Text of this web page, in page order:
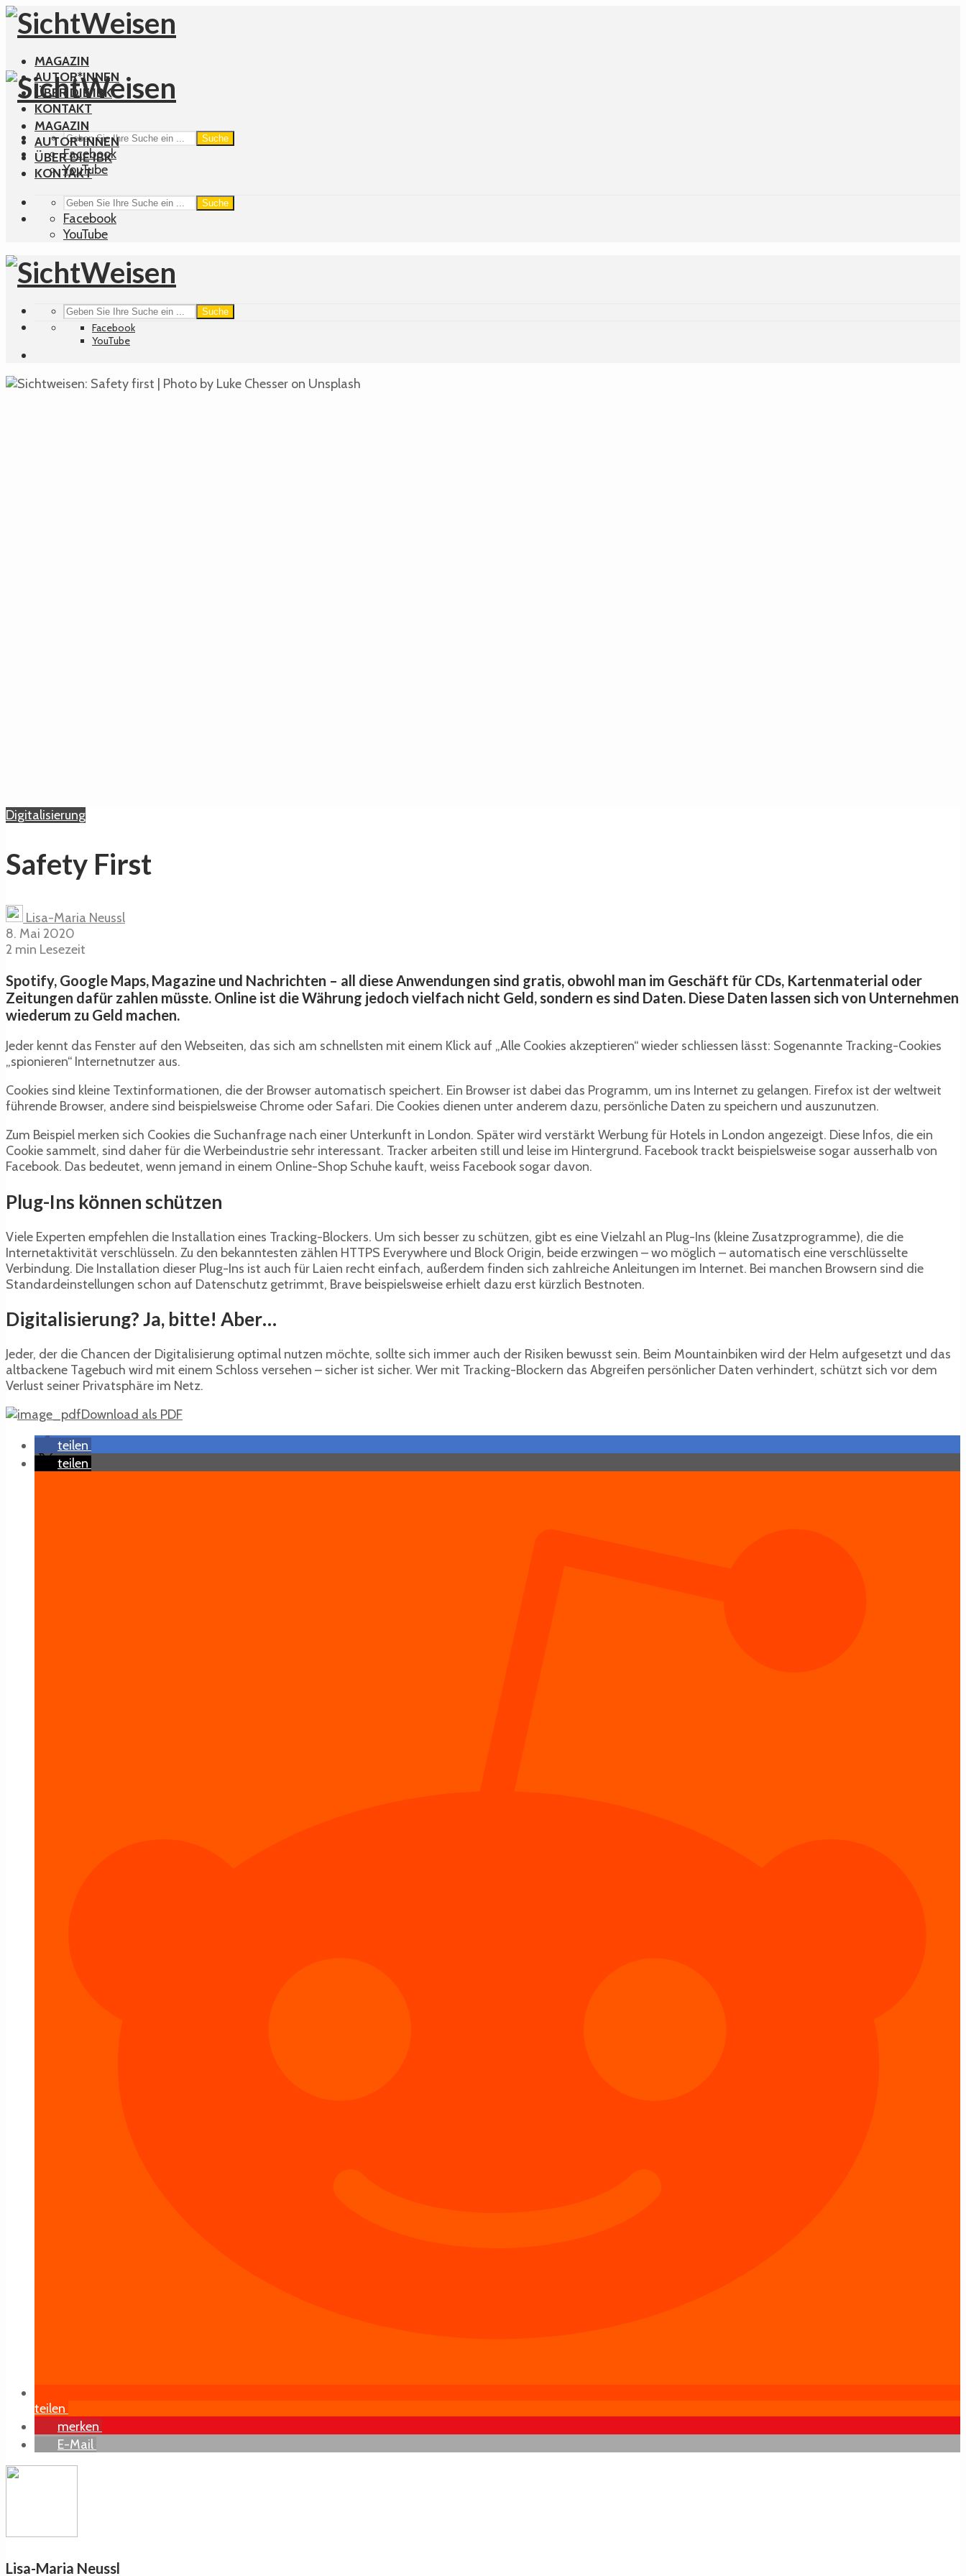
MAGAZIN
AUTOR*INNEN
ÜBER DIE IBK
KONTAKT
Suche
Facebook
YouTube
MAGAZIN
AUTOR*INNEN
ÜBER DIE IBK
KONTAKT
Suche
Facebook
YouTube
Suche
Facebook
YouTube
Digitalisierung
Safety First
Lisa-Maria Neussl
8. Mai 2020
2 min Lesezeit
Spotify, Google Maps, Magazine und Nachrichten – all diese Anwendungen sind gratis, obwohl man im Geschäft für CDs, Kartenmaterial oder
Zeitungen dafür zahlen müsste. Online ist die Währung jedoch vielfach nicht Geld, sondern es sind Daten. Diese Daten lassen sich von Unternehmen
wiederum zu Geld machen.
Jeder kennt das Fenster auf den Webseiten, das sich am schnellsten mit einem Klick auf „Alle Cookies akzeptieren“ wieder schliessen lässt: Sogenannte Tracking-Cookies
„spionieren“ Internetnutzer aus.
Cookies sind kleine Textinformationen, die der Browser automatisch speichert. Ein Browser ist dabei das Programm, um ins Internet zu gelangen. Firefox ist der weltweit
führende Browser, andere sind beispielsweise Chrome oder Safari. Die Cookies dienen unter anderem dazu, persönliche Daten zu speichern und auszunutzen.
Zum Beispiel merken sich Cookies die Suchanfrage nach einer Unterkunft in London. Später wird verstärkt Werbung für Hotels in London angezeigt. Diese Infos, die ein
Cookie sammelt, sind daher für die Werbeindustrie sehr interessant. Tracker arbeiten still und leise im Hintergrund. Facebook trackt beispielsweise sogar ausserhalb von
Facebook. Das bedeutet, wenn jemand in einem Online-Shop Schuhe kauft, weiss Facebook sogar davon.
Plug-Ins können schützen
Viele Experten empfehlen die Installation eines Tracking-Blockers. Um sich besser zu schützen, gibt es eine Vielzahl an Plug-Ins (kleine Zusatzprogramme), die die
Internetaktivität verschlüsseln. Zu den bekanntesten zählen HTTPS Everywhere und Block Origin, beide erzwingen – wo möglich – automatisch eine verschlüsselte
Verbindung. Die Installation dieser Plug-Ins ist auch für Laien recht einfach, außerdem finden sich zahlreiche Anleitungen im Internet. Bei manchen Browsern sind die
Standardeinstellungen schon auf Datenschutz getrimmt, Brave beispielsweise erhielt dazu erst kürzlich Bestnoten.
Digitalisierung? Ja, bitte! Aber…
Jeder, der die Chancen der Digitalisierung optimal nutzen möchte, sollte sich immer auch der Risiken bewusst sein. Beim Mountainbiken wird der Helm aufgesetzt und das
altbackene Tagebuch wird mit einem Schloss versehen – sicher ist sicher. Wer mit Tracking-Blockern das Abgreifen persönlicher Daten verhindert, schützt sich vor dem
Verlust seiner Privatsphäre im Netz.
Download als PDF
teilen
teilen
teilen
merken
E-Mail
Lisa-Maria Neussl